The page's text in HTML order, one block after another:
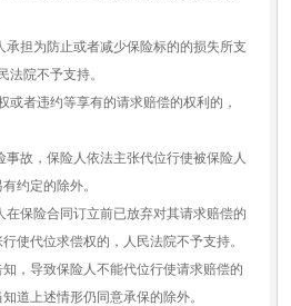
担为防止或者减少保险标的的损失所支
院不予支持。
者违约等享有的请求赔偿的权利的，
故，保险人依法主张代位行使被保险人
约定的除外。
保险合同订立前已放弃对其请求赔偿的
使代位求偿权的，人民法院不予支持。
，导致保险人不能代位行使请求赔偿的
道上述情形仍同意承保的除外。